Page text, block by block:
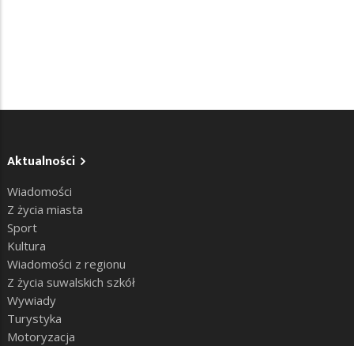
Aktualności
Wiadomości
Z życia miasta
Sport
Kultura
Wiadomości z regionu
Z życia suwalskich szkół
Wywiady
Turystyka
Motoryzacja